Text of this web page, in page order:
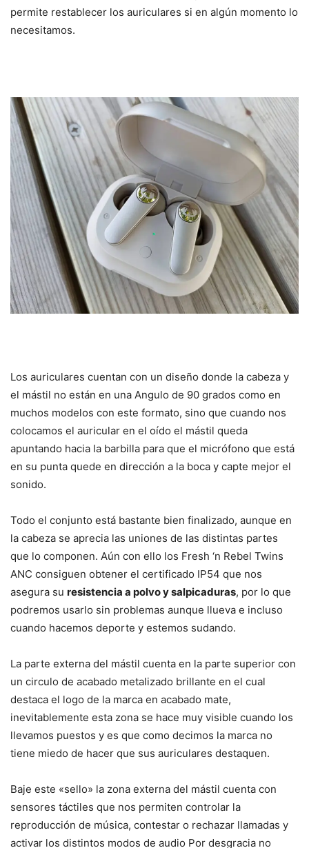
permite restablecer los auriculares si en algún momento lo
necesitamos.
Los auriculares cuentan con un diseño donde la cabeza y
el mástil no están en una Angulo de 90 grados como en
muchos modelos con este formato, sino que cuando nos
colocamos el auricular en el oído el mástil queda
apuntando hacia la barbilla para que el micrófono que está
en su punta quede en dirección a la boca y capte mejor el
sonido.
Todo el conjunto está bastante bien finalizado, aunque en
la cabeza se aprecia las uniones de las distintas partes
que lo componen. Aún con ello los Fresh ‘n Rebel Twins
ANC consiguen obtener el certificado IP54 que nos
asegura su resistencia a polvo y salpicaduras, por lo que
podremos usarlo sin problemas aunque llueva e incluso
cuando hacemos deporte y estemos sudando.
La parte externa del mástil cuenta en la parte superior con
un circulo de acabado metalizado brillante en el cual
destaca el logo de la marca en acabado mate,
inevitablemente esta zona se hace muy visible cuando los
llevamos puestos y es que como decimos la marca no
tiene miedo de hacer que sus auriculares destaquen.
Baje este «sello» la zona externa del mástil cuenta con
sensores táctiles que nos permiten controlar la
reproducción de música, contestar o rechazar llamadas y
activar los distintos modos de audio Por desgracia no